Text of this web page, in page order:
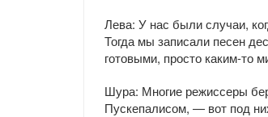
Лева: У нас были случаи,
Тогда мы записали песен
готовыми, просто каким-то
Шура: Многие режиссеры
Пускепалисом, — вот под